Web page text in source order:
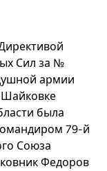
Сил за №
армии
Шайковке
была
79-й
Союза
Федоров